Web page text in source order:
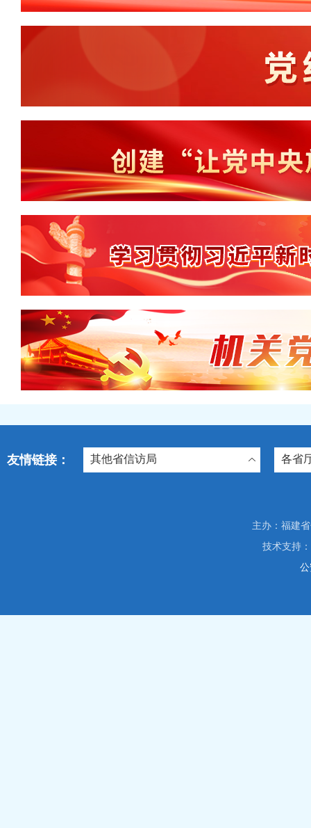
友情链接： 其他省信访局 各省
主办：福建
技术支持
公